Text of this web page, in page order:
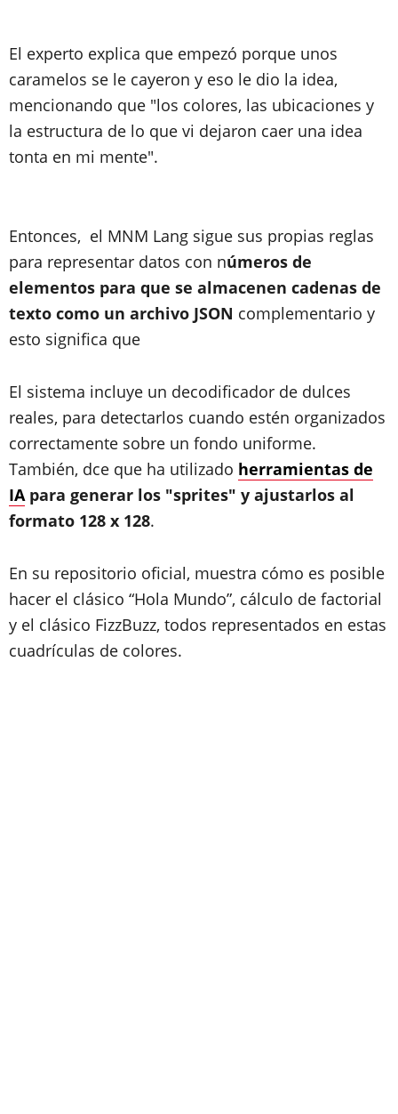
El experto explica que empezó porque unos
caramelos se le cayeron y eso le dio la idea,
mencionando que "los colores, las ubicaciones y
la estructura de lo que vi dejaron caer una idea
tonta en mi mente".
Entonces, el MNM Lang sigue sus propias reglas
para representar datos con números de
elementos para que se almacenen cadenas de
texto como un archivo JSON complementario y
esto significa que
El sistema incluye un decodificador de dulces
reales, para detectarlos cuando estén organizados
correctamente sobre un fondo uniforme.
También, dce que ha utilizado herramientas de
IApara generar los "sprites" y ajustarlos al
formato 128 x 128.
En su repositorio oficial, muestra cómo es posible
hacer el clásico “Hola Mundo”, cálculo de factorial
y el clásico FizzBuzz, todos representados en estas
cuadrículas de colores.